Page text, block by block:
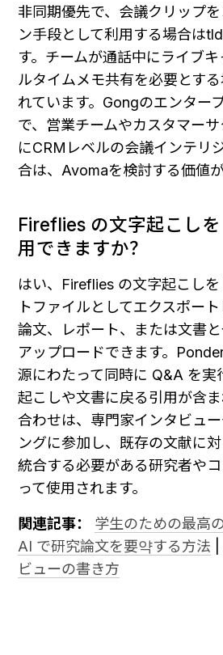
非同期優先で、会議クリップ
ン手段として利用する場合は
す。チームが通話中にライブ
ルタイムメモ共有を必要とす
れています。Gongのエンター
で、営業チームやカスタマー
にCRMレベルの会議インテリ
合は、Avomaを検討する価値が
Fireflies の文字起こし
用できますか？
はい、Fireflies の文字起こし
トファイルとしてエクスポー
論文、レポート、または文書
アップロードできます。
源にわたって同時に Q&A を実
起こしや文書に戻る引用が含
合わせは、専門家インタビュ
ングに参加し、既存の文献に
統合する必要がある研究者や
って使用されます。
関連記事： 学生のための最高
AI で研究論文を要약する方法
ビューの書き方